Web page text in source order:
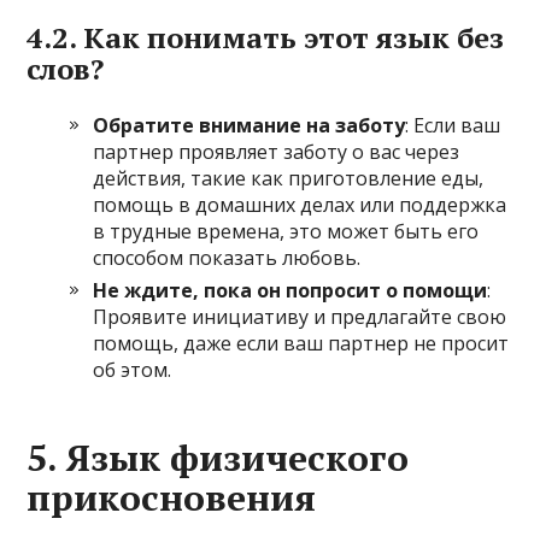
4.2. Как понимать этот язык без
слов?
Обратите внимание на заботу: Если ваш
партнер проявляет заботу о вас через
действия, такие как приготовление еды,
помощь в домашних делах или поддержка
в трудные времена, это может быть его
способом показать любовь.
Не ждите, пока он попросит о помощи:
Проявите инициативу и предлагайте свою
помощь, даже если ваш партнер не просит
об этом.
5. Язык физического
прикосновения